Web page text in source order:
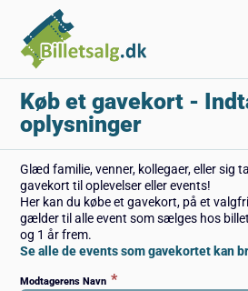
Køb et gavekort -
oplysninger
Glæd familie, venner, kollegaer, eller sig
gavekort til oplevelser eller events!
Her kan du købe et gavekort, på et
gælder til alle event som sælges hos
og 1 år frem.
Se alle de events som gavekortet kan
Modtagerens Navn *